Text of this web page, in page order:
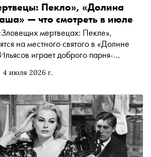
4 июля 2026 г.
Пекло», «Долина
— что смотреть в июле
мертвецах: Пекле»,
на местного святого в «Долине
играет доброго парня-
лета